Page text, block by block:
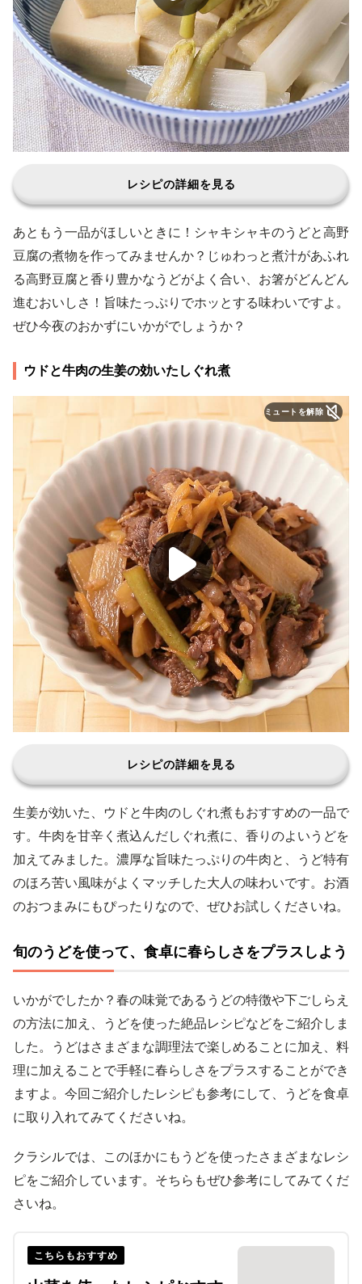
レシピの詳細を見る
あともう一品がほしいときに！シャキシャキのうどと高野
豆腐の煮物を作ってみませんか？じゅわっと煮汁があふれ
る高野豆腐と香り豊かなうどがよく合い、お箸がどんどん
進むおいしさ！旨味たっぷりでホッとする味わいですよ。
ぜひ今夜のおかずにいかがでしょうか？
ウドと牛肉の生姜の効いたしぐれ煮
ミュートを解除
レシピの詳細を見る
生姜が効いた、ウドと牛肉のしぐれ煮もおすすめの一品で
す。牛肉を甘辛く煮込んだしぐれ煮に、香りのよいうどを
加えてみました。濃厚な旨味たっぷりの牛肉と、うど特有
のほろ苦い風味がよくマッチした大人の味わいです。お酒
のおつまみにもぴったりなので、ぜひお試しくださいね。
旬のうどを使って、食卓に春らしさをプラスしよう
いかがでしたか？春の味覚であるうどの特徴や下ごしらえ
の方法に加え、うどを使った絶品レシピなどをご紹介しま
した。うどはさまざまな調理法で楽しめることに加え、料
理に加えることで手軽に春らしさをプラスすることができ
ますよ。今回ご紹介したレシピも参考にして、うどを食卓
に取り入れてみてくださいね。
クラシルでは、このほかにもうどを使ったさまざまなレシ
ピをご紹介しています。そちらもぜひ参考にしてみてくだ
さいね。
こちらもおすすめ